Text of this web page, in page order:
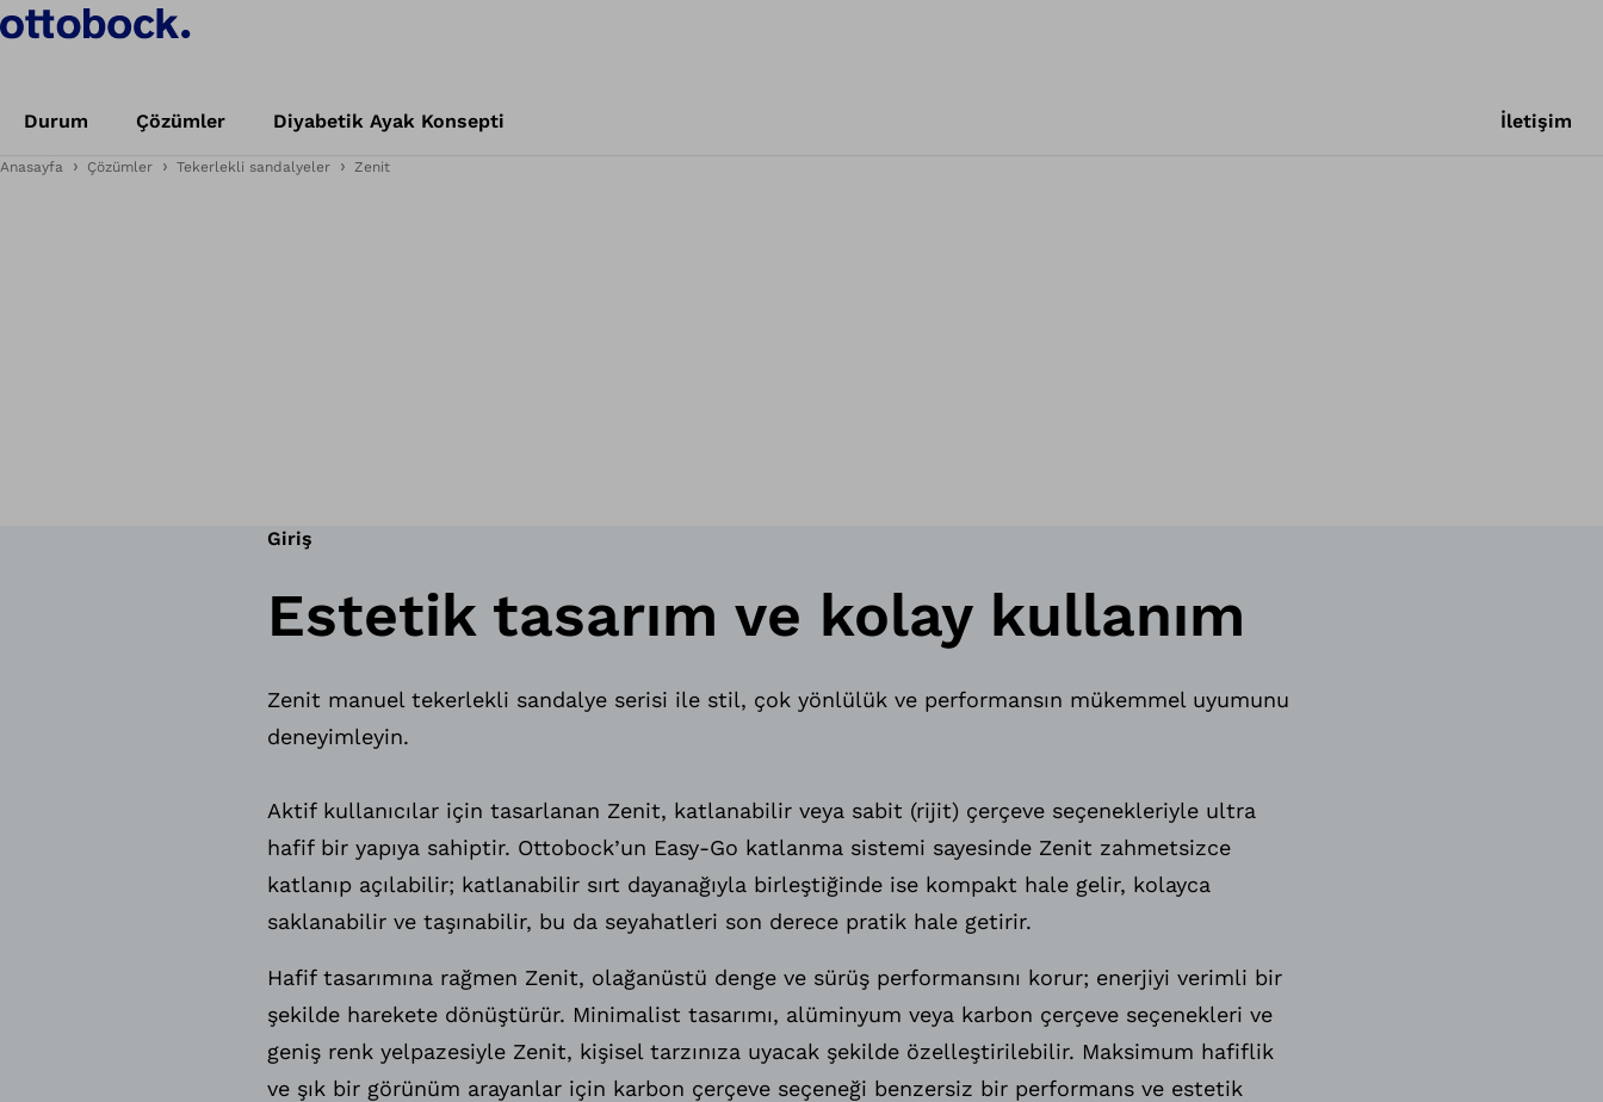
Durum Çözümler Diyabetik Ayak Konsepti İletişim
Anasayfa Çözümler Tekerlekli sandalyeler Zenit
Giriş
Estetik tasarım ve kolay kullanım
Zenit manuel tekerlekli sandalye serisi ile stil, çok yönlülük ve performansın mükemmel uyumunu
deneyimleyin.
Aktif kullanıcılar için tasarlanan Zenit, katlanabilir veya sabit (rijit) çerçeve seçenekleriyle ultra
hafif bir yapıya sahiptir. Ottobock’un Easy-Go katlanma sistemi sayesinde Zenit zahmetsizce
katlanıp açılabilir; katlanabilir sırt dayanağıyla birleştiğinde ise kompakt hale gelir, kolayca
saklanabilir ve taşınabilir, bu da seyahatleri son derece pratik hale getirir.
Hafif tasarımına rağmen Zenit, olağanüstü denge ve sürüş performansını korur; enerjiyi verimli bir
şekilde harekete dönüştürür. Minimalist tasarımı, alüminyum veya karbon çerçeve seçenekleri ve
geniş renk yelpazesiyle Zenit, kişisel tarzınıza uyacak şekilde özelleştirilebilir. Maksimum hafiflik
ve şık bir görünüm arayanlar için karbon çerçeve seçeneği benzersiz bir performans ve estetik